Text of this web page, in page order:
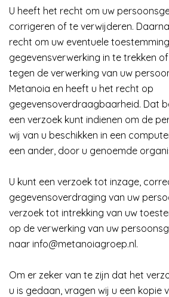
U heeft het recht om uw
corrigeren of te verwijderen.
recht om uw eventuele
gegevensverwerking in te trekken
tegen de verwerking van uw
Metanoia en heeft u het recht op
gegevensoverdraagbaarheid. Dat
een verzoek kunt indienen om de
wij van u beschikken in een
een ander, door u genoemde
U kunt een verzoek tot inzage,
gegevensoverdraging van uw
verzoek tot intrekking van uw
op de verwerking van uw
naar info@metanoiagroep.nl.
Om er zeker van te zijn dat het
u is gedaan, vragen wij u een kopie